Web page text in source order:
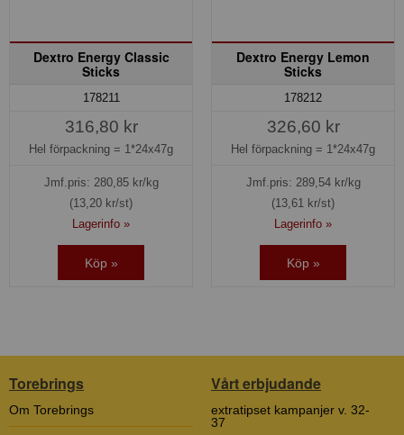
Dextro Energy Classic
Sticks
178211
316,80 kr
Hel förpackning = 1*24x47g
Jmf.pris: 280,85kr/kg
(13,20 kr/st)
Lagerinfo »
Köp »
Dextro Energy Lemon
Sticks
178212
326,60 kr
Hel förpackning = 1*24x47g
Jmf.pris: 289,54kr/kg
(13,61 kr/st)
Lagerinfo »
Köp »
Torebrings
Om Torebrings
Vårt erbjudande
extratipset kampanjer v. 32-
37